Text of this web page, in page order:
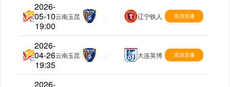
2026-
05-10
19:00
中超
云南玉昆 : 辽宁铁人 高清直播
2026-
04-26
19:35
中超
云南玉昆 : 大连英博 高清直播
2026-